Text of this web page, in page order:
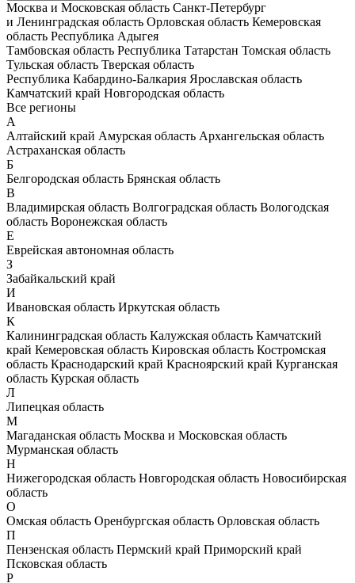
Москва и Московская область Санкт-Петербург
и Ленинградская область Орловская область Кемеровская
область Республика Адыгея
Тамбовская область Республика Татарстан Томская область
Тульская область Тверская область
Республика Кабардино-Балкария Ярославская область
Камчатский край Новгородская область
Все регионы
А
Алтайский край Амурская область Архангельская область
Астраханская область
Б
Белгородская область Брянская область
В
Владимирская область Волгоградская область Вологодская
область Воронежская область
Е
Еврейская автономная область
З
Забайкальский край
И
Ивановская область Иркутская область
К
Калининградская область Калужская область Камчатский
край Кемеровская область Кировская область Костромская
область Краснодарский край Красноярский край Курганская
область Курская область
Л
Липецкая область
М
Магаданская область Москва и Московская область
Мурманская область
Н
Нижегородская область Новгородская область Новосибирская
область
О
Омская область Оренбургская область Орловская область
П
Пензенская область Пермский край Приморский край
Псковская область
Р